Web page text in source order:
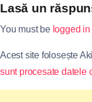
Lasă un
You must be logged in
Acest site folosește
sunt procesate datele